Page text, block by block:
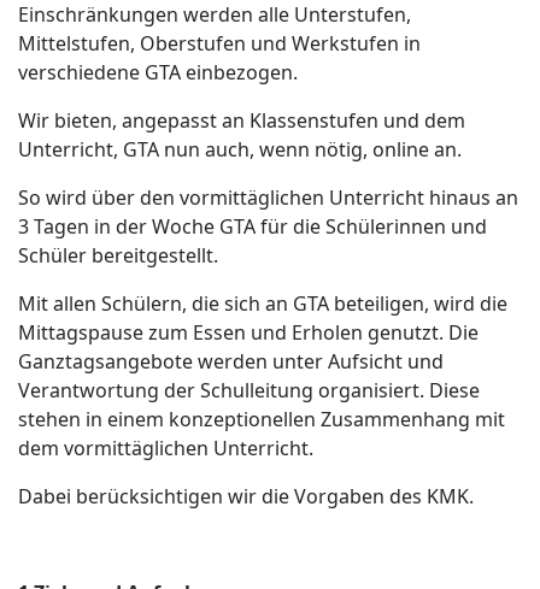
Einschränkungen werden alle Unterstufen,
Mittelstufen, Oberstufen und Werkstufen in
verschiedene GTA einbezogen.
Wir bieten, angepasst an Klassenstufen und dem
Unterricht, GTA nun auch, wenn nötig, online an.
So wird über den vormittäglichen Unterricht hinaus an
3 Tagen in der Woche GTA für die Schülerinnen und
Schüler bereitgestellt.
Mit allen Schülern, die sich an GTA beteiligen, wird die
Mittagspause zum Essen und Erholen genutzt. Die
Ganztagsangebote werden unter Aufsicht und
Verantwortung der Schulleitung organisiert. Diese
stehen in einem konzeptionellen Zusammenhang mit
dem vormittäglichen Unterricht.
Dabei berücksichtigen wir die Vorgaben des KMK.